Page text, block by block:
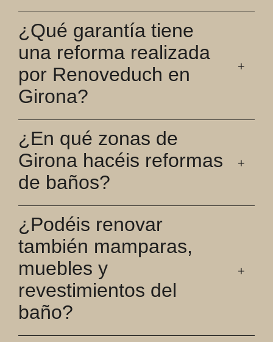
¿Qué garantía tiene
una reforma realizada
por Renoveduch en
Girona?
¿En qué zonas de
Girona hacéis reformas
de baños?
¿Podéis renovar
también mamparas,
muebles y
revestimientos del
baño?